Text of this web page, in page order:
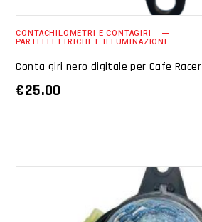
CONTACHILOMETRI E CONTAGIRI
PARTI ELETTRICHE E ILLUMINAZIONE
Conta giri nero digitale per Cafe Racer
€25.00